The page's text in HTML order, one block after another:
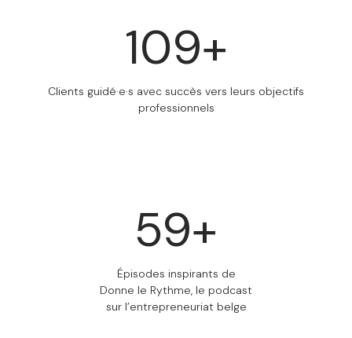
110+
Clients guidé·e·s avec succès vers leurs objectifs
professionnels
60+
Épisodes inspirants de
Donne le Rythme, le podcast
sur l’entrepreneuriat belge